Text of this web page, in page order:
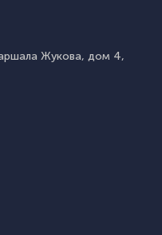
Жукова, дом 4,